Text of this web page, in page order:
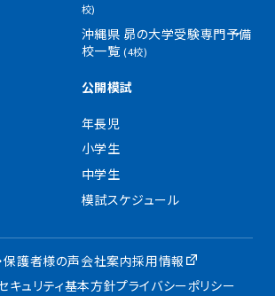
校)
沖縄県 昴の大学受験専門予備
校一覧 (4校)
公開模試
年長児
小学生
中学生
模試スケジュール
保護者様の声会社案内採用情報
キュリティ基本方針プライバシーポリシー